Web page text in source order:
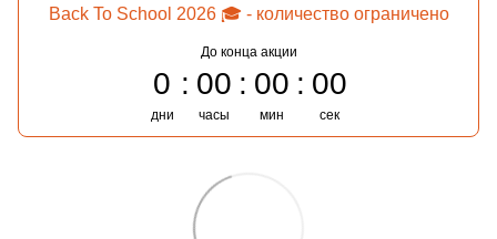
Back To School 2026 🎓 - количество ограничено
До конца акции
0
дни
00
часы
00
мин
00
сек